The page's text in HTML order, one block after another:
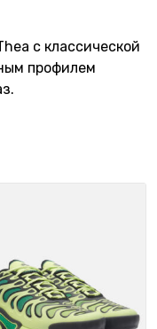
с классической
профилем